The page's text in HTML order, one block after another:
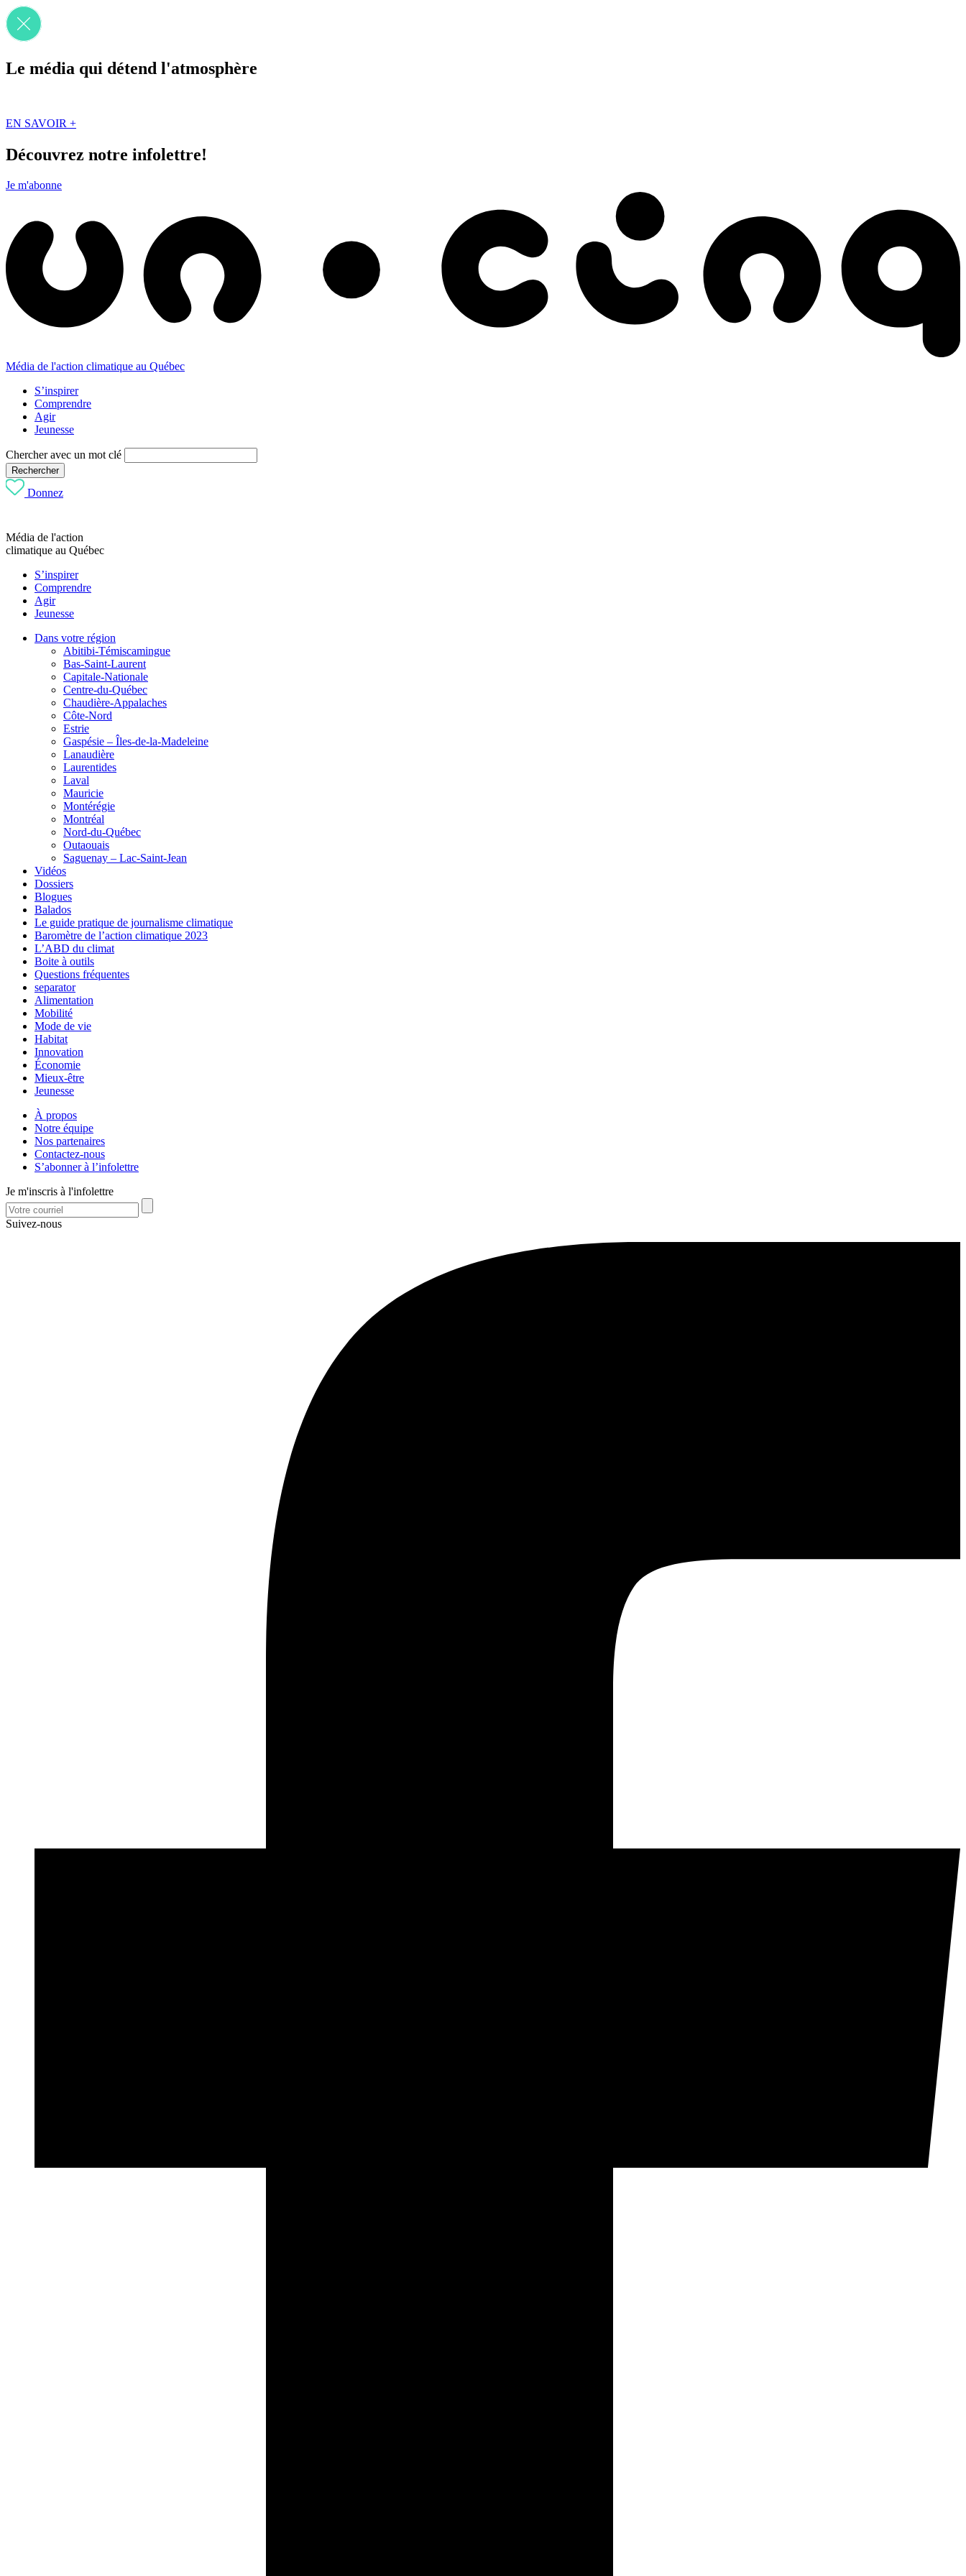
Le média qui détend l'atmosphère
EN SAVOIR +
Découvrez notre infolettre!
Je m'abonne
Média de l'action climatique au Québec
S’inspirer
Comprendre
Agir
Jeunesse
Chercher avec un mot clé
Rechercher
Donnez
Média de l'action
climatique au Québec
S’inspirer
Comprendre
Agir
Jeunesse
Dans votre région
Abitibi-Témiscamingue
Bas-Saint-Laurent
Capitale-Nationale
Centre-du-Québec
Chaudière-Appalaches
Côte-Nord
Estrie
Gaspésie – Îles-de-la-Madeleine
Lanaudière
Laurentides
Laval
Mauricie
Montérégie
Montréal
Nord-du-Québec
Outaouais
Saguenay – Lac-Saint-Jean
Vidéos
Dossiers
Blogues
Balados
Le guide pratique de journalisme climatique
Baromètre de l’action climatique 2023
L’ABD du climat
Boite à outils
Questions fréquentes
separator
Alimentation
Mobilité
Mode de vie
Habitat
Innovation
Économie
Mieux-être
Jeunesse
À propos
Notre équipe
Nos partenaires
Contactez-nous
S’abonner à l’infolettre
Je m'inscris à l'infolettre
Suivez-nous